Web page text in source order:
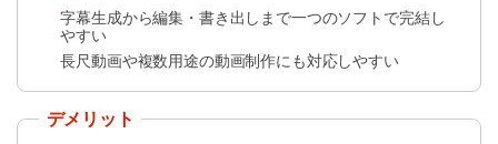
字幕生成から編集・書き出しまで一つのソフトで完結し
やすい
長尺動画や複数用途の動画制作にも対応しやすい
デメリット